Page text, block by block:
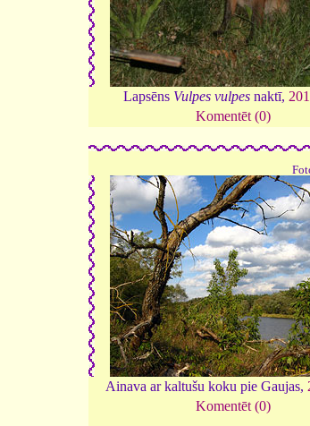
Lapsēns Vulpes vulpes naktī,
Komentēt (0)
Ainava ar kaltušu koku pie Gaujas,
Komentēt (0)